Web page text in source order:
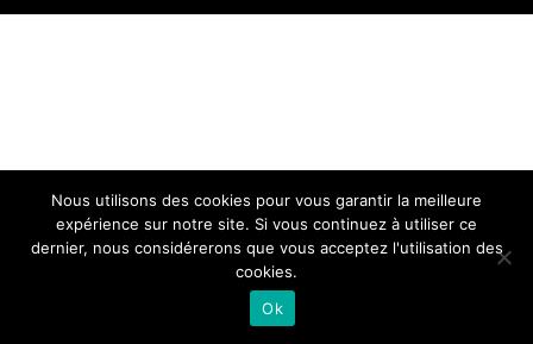
Nous utilisons des cookies pour vous garantir la meilleure
expérience sur notre site. Si vous continuez à utiliser ce
dernier, nous considérerons que vous acceptez l'utilisation des
cookies.
Ok